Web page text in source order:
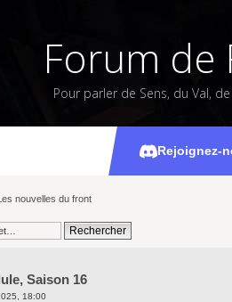
Forum de
Pour parler de Sens, du Val,
Rejoignez-
Podcast
nouvelles du front
Saison 16
18:00